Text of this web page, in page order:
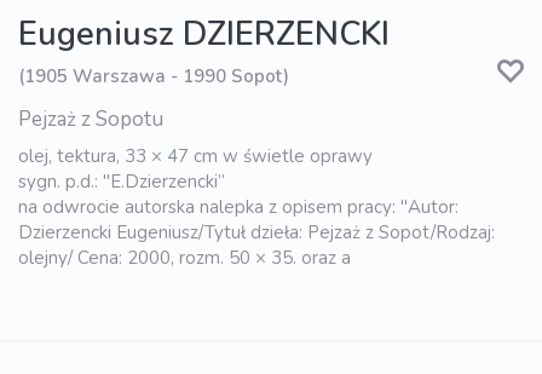
Eugeniusz DZIERZENCKI
(1905 Warszawa - 1990 Sopot)
Pejzaż z Sopotu
olej, tektura, 33 × 47 cm w świetle oprawy
sygn. p.d.: "E.Dzierzencki”
na odwrocie autorska nalepka z opisem pracy: "Autor:
Dzierzencki Eugeniusz/Tytuł dzieła: Pejzaż z Sopot/Rodzaj:
olejny/ Cena: 2000, rozm. 50 × 35. oraz a